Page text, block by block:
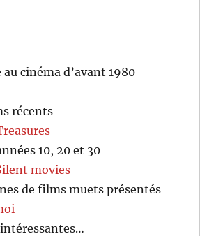
cinéma d’avant 1980
récents
10, 20 et 30
movies
de films muets présentés